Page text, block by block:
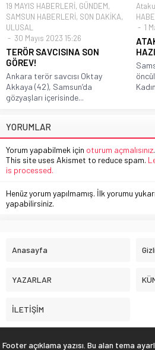
19 MAYIS HABERLERİ, GÜNDEM,
SAMSUN HABERLERİ, SON DAKİKA,
ULUSAL
30 Mayıs 2023 15:26
TERÖR SAVCISINA SON
GÖREV!
Ankara terör savcısı Oktay
Akkaya (42), Samsun’da
gözyaşları içerisinde...
1
YORUMLAR
Yorum yapabilmek için oturum açmalısınız.
This site uses Akismet to reduce spam.
is processed.
Henüz yorum yapılmamış. İlk yorumu
yapabilirsiniz.
Anasayfa
YAZARLAR
İLETİŞİM
Footer açıklama yazısı. Bu alan tema